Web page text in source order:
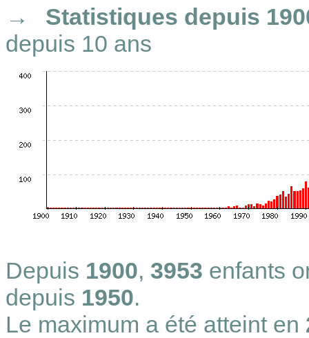
Statistiques depuis
depuis 10 ans
Depuis 1900, 3953 enfants
depuis 1950.
Le maximum a été atteint en